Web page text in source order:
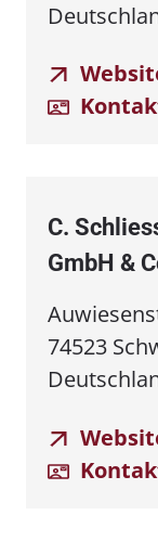
C.
GmbH &
74523